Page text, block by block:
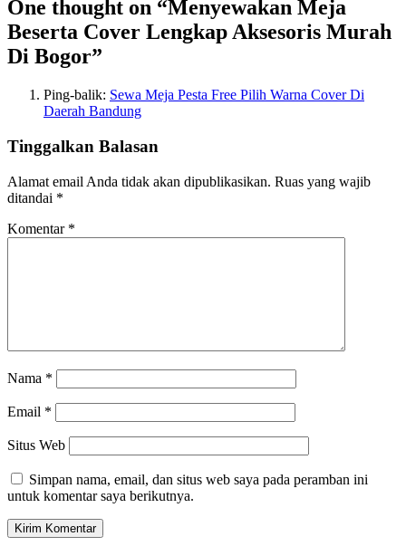
One thought on “Menyewakan Meja
Beserta Cover Lengkap Aksesoris Murah
Di Bogor”
Ping-balik: Sewa Meja Pesta Free Pilih Warna Cover Di
Daerah Bandung
Tinggalkan Balasan
Alamat email Anda tidak akan dipublikasikan. Ruas yang wajib
ditandai *
Komentar *
Nama *
Email *
Situs Web
Simpan nama, email, dan situs web saya pada peramban ini
untuk komentar saya berikutnya.